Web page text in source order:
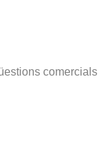
comercials